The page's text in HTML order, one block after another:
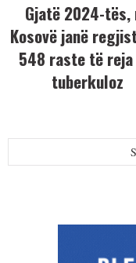
Gjatë 2024-tës,
Kosovë janë
548 raste të reja
tuberkuloz